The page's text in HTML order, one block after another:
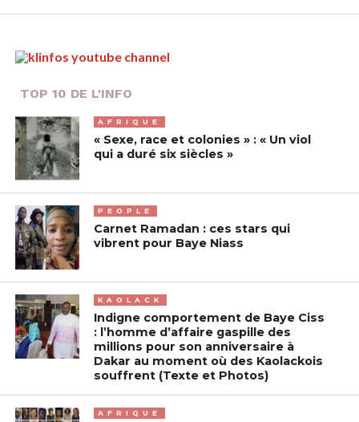
TOP 10 DE L'INFO
AFRIQUE
« Sexe, race et colonies » : « Un viol
qui a duré six siècles »
PEOPLE
Carnet Ramadan : ces stars qui
vibrent pour Baye Niass
KAOLACK
Indigne comportement de Baye Ciss
: l’homme d’affaire gaspille des
millions pour son anniversaire à
Dakar au moment où des Kaolackois
souffrent (Texte et Photos)
AFRIQUE